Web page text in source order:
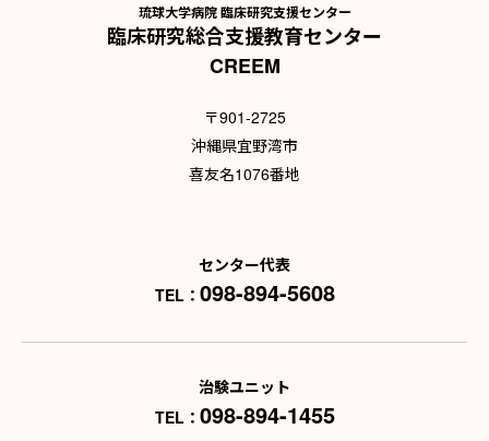
琉球大学病院 臨床研究支援センター
臨床研究総合支援教育センター
CREEM
〒901-2725
沖縄県宜野湾市
喜友名1076番地
センター代表
TEL： 098-894-5608
治験ユニット
TEL： 098-894-1455